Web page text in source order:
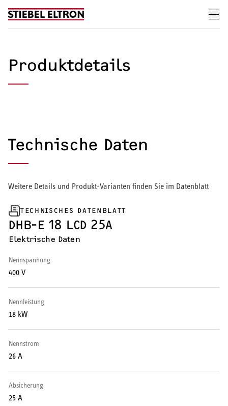
Wärmepumpe
Puffer- und Trinkwarmwasserspeicher
Regelung / Energiemanagement
Elektroheizung
Produktdetails
Technische Daten
Weitere Details und Produkt-Varianten finden Sie im Datenblatt
TECHNISCHES DATENBLATT
DHB-E 18 LCD 25A
Elektrische Daten
Nennspannung
400 V
Nennleistung
18 kW
Nennstrom
26 A
Absicherung
25 A